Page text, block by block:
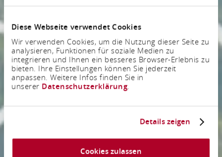
Diese Webseite verwendet Cookies
Wir verwenden Cookies, um die Nutzung dieser Seite zu
analysieren, Funktionen für soziale Medien zu
integrieren und Ihnen ein besseres Browser-Erlebnis zu
bieten. Ihre Einstellungen können Sie jederzeit
anpassen. Weitere Infos finden Sie in
unserer Datenschutzerklärung.
Details zeigen
Cookies zulassen